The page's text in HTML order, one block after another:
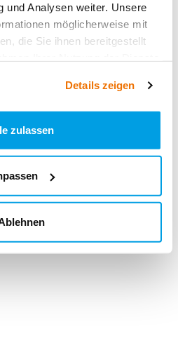
und Analysen weiter. Unsere
möglicherweise mit
die Sie ihnen bereitgestellt
Details zeigen
zulassen